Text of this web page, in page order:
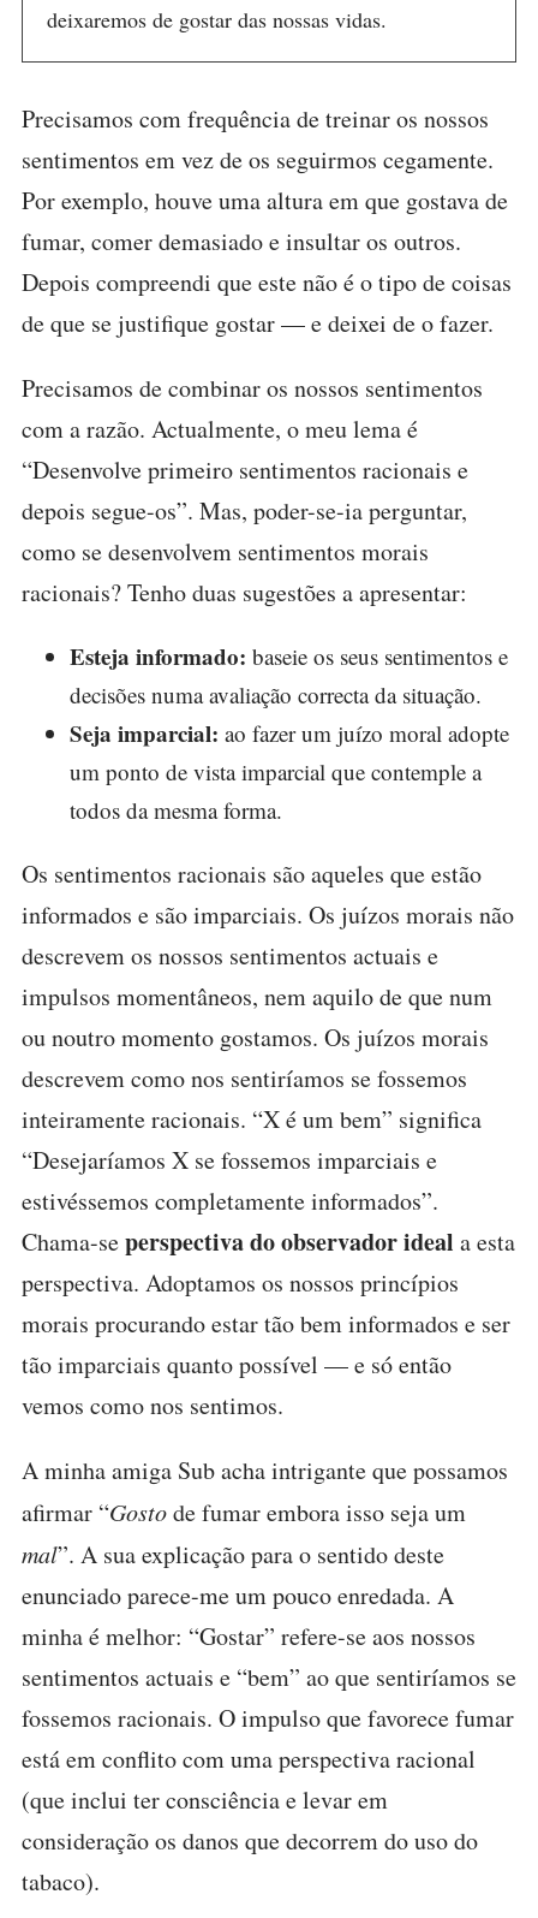
deixaremos de gostar das nossas vidas.
Precisamos com frequência de treinar os nossos
sentimentos em vez de os seguirmos cegamente.
Por exemplo, houve uma altura em que gostava de
fumar, comer demasiado e insultar os outros.
Depois compreendi que este não é o tipo de coisas
de que se justifique gostar — e deixei de o fazer.
Precisamos de combinar os nossos sentimentos
com a razão. Actualmente, o meu lema é
“Desenvolve primeiro sentimentos racionais e
depois segue-os”. Mas, poder-se-ia perguntar,
como se desenvolvem sentimentos morais
racionais? Tenho duas sugestões a apresentar:
Esteja informado: baseie os seus sentimentos e
decisões numa avaliação correcta da situação.
Seja imparcial: ao fazer um juízo moral adopte
um ponto de vista imparcial que contemple a
todos da mesma forma.
Os sentimentos racionais são aqueles que estão
informados e são imparciais. Os juízos morais não
descrevem os nossos sentimentos actuais e
impulsos momentâneos, nem aquilo de que num
ou noutro momento gostamos. Os juízos morais
descrevem como nos sentiríamos se fossemos
inteiramente racionais. “X é um bem” significa
“Desejaríamos X se fossemos imparciais e
estivéssemos completamente informados”.
Chama-seperspectiva do observador ideal a esta
perspectiva. Adoptamos os nossos princípios
morais procurando estar tão bem informados e ser
tão imparciais quanto possível — e só então
vemos como nos sentimos.
A minha amiga Sub acha intrigante que possamos
afirmar “Gostode fumar embora isso seja um
mal”. A sua explicação para o sentido deste
enunciado parece-me um pouco enredada. A
minha é melhor: “Gostar” refere-se aos nossos
sentimentos actuais e “bem” ao que sentiríamos se
fossemos racionais. O impulso que favorece fumar
está em conflito com uma perspectiva racional
(que inclui ter consciência e levar em
consideração os danos que decorrem do uso do
tabaco).